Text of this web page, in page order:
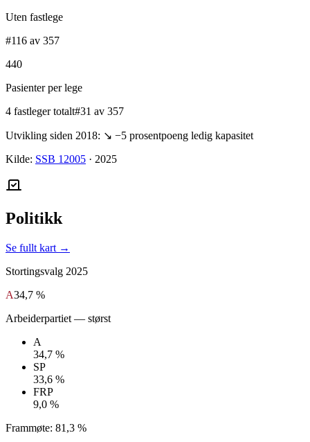
Uten fastlege
#116 av 357
440
Pasienter per lege
4 fastleger totalt#31 av 357
Utvikling siden 2018: ↘ −5 prosentpoeng ledig kapasitet
Kilde: SSB 12005 · 2025
Politikk
Se fullt kart →
Stortingsvalg 2025
A34,7 %
Arbeiderpartiet — størst
A
34,7 %
SP
33,6 %
FRP
9,0 %
Frammøte: 81,3 %